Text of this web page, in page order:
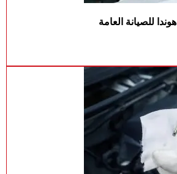
هوندا للصيانة العامة